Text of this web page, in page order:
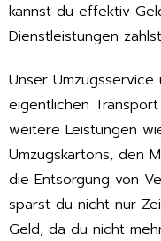
kannst du effektiv
Dienstleistungen
Unser
eigentlichen
weitere Leistungen
Umzugskartons, den
die Entsorgung von
sparst du nicht nur
Geld, da du nicht